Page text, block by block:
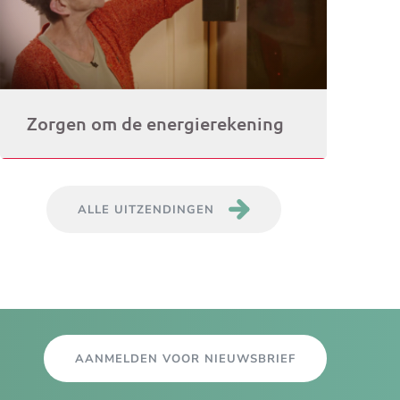
Zorgen om de energierekening
ALLE UITZENDINGEN
AANMELDEN VOOR NIEUWSBRIEF